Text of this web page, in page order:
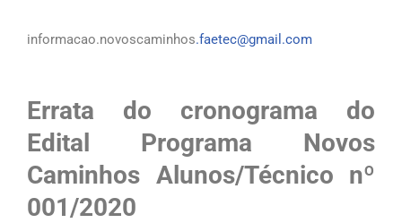
informacao.novoscaminhos.faetec@gmail.com
Errata do cronograma do
Edital Programa Novos
Caminhos Alunos/Técnico nº
001/2020